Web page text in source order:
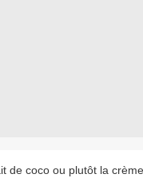
de coco ou plutôt la